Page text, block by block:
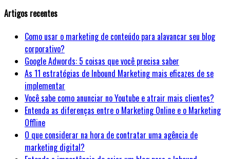
Artigos recentes
Como usar o marketing de conteúdo para alavancar seu blog
corporativo?
Google Adwords: 5 coisas que você precisa saber
As 11 estratégias de Inbound Marketing mais eficazes de se
implementar
Você sabe como anunciar no Youtube e atrair mais clientes?
Entenda as diferenças entre o Marketing Online e o Marketing
Offline
O que considerar na hora de contratar uma agência de
marketing digital?